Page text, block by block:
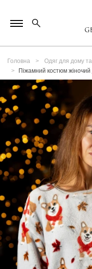
Головна Одяг для дому
Піжамний костюм жіночий